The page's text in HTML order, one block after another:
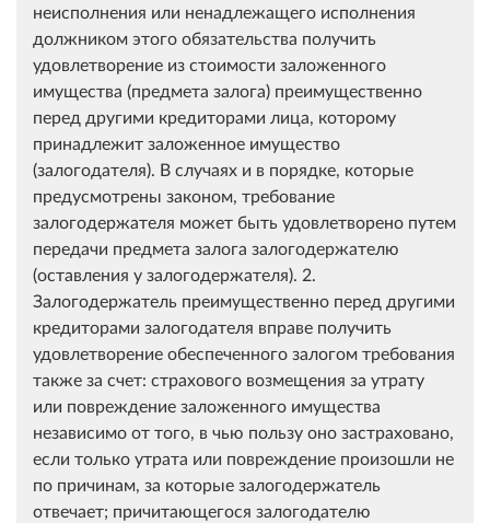
неисполнения или ненадлежащего исполнения
должником этого обязательства получить
удовлетворение из стоимости заложенного
имущества (предмета залога) преимущественно
перед другими кредиторами лица, которому
принадлежит заложенное имущество
(залогодателя). В случаях и в порядке, которые
предусмотрены законом, требование
залогодержателя может быть удовлетворено путем
передачи предмета залога залогодержателю
(оставления у залогодержателя). 2.
Залогодержатель преимущественно перед другими
кредиторами залогодателя вправе получить
удовлетворение обеспеченного залогом требования
также за счет: страхового возмещения за утрату
или повреждение заложенного имущества
независимо от того, в чью пользу оно застраховано,
если только утрата или повреждение произошли не
по причинам, за которые залогодержатель
отвечает; причитающегося залогодателю